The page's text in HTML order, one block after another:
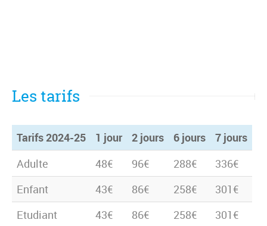
Les tarifs
Tarifs 2024-25 1 jour 2 jours 6 jours
7 jours
Tarifs 2024-25
1 jour 2 jours 6 jours 7 jours
Adulte 48€ 96€ 288€
336€
Enfant
43€ 86€ 258€
301€
Etudiant
43€ 86€ 258€
301€